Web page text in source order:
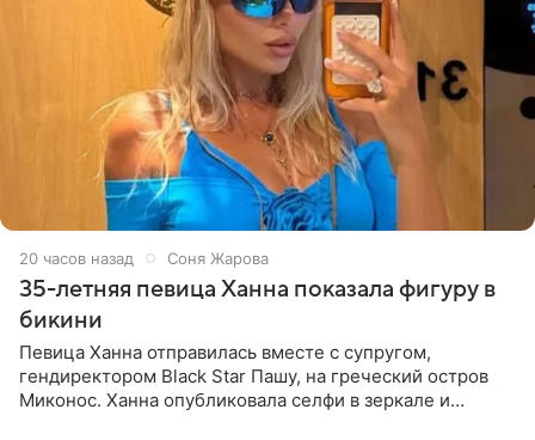
20 часов назад Соня Жарова
35-летняя певица Ханна показала фигуру в
бикини
Певица Ханна отправилась вместе с супругом,
гендиректором Black Star Пашу, на греческий остров
Миконос. Ханна опубликовала селфи в зеркале и